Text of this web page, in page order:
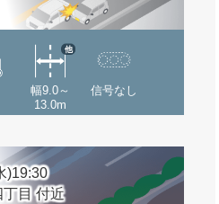
幅9.0～
13.0m
他
信号なし
)19:30
目 付近